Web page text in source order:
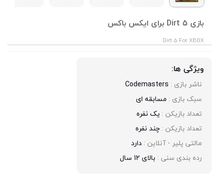
بازی Dirt 5 برای ایکس باکس
Dirt 5 For XBOX
ویژگی ها:
ناشر بازی : Codemasters
سبک بازی : مسابقه ای
تعداد بازیکن : یک نفره
تعداد بازیکن : چند نفره
مالتی پلیر - آنلاین : دارد
رده بندی سنی : بالای 12 سال